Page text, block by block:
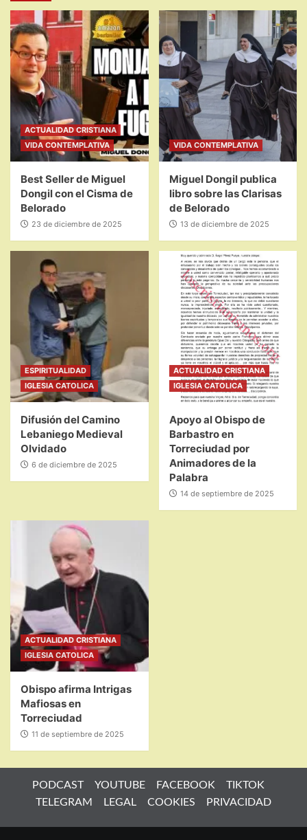
ACTUALIDAD CRISTIANA
VIDA CONTEMPLATIVA
Best Seller de Miguel
Dongil con el Cisma de
Belorado
23 de diciembre de 2025
VIDA CONTEMPLATIVA
Miguel Dongil publica
libro sobre las Clarisas
de Belorado
13 de diciembre de 2025
ESPIRITUALIDAD
IGLESIA CATOLICA
Difusión del Camino
Lebaniego Medieval
Olvidado
6 de diciembre de 2025
ACTUALIDAD CRISTIANA
IGLESIA CATOLICA
Apoyo al Obispo de
Barbastro en
Torreciudad por
Animadores de la
Palabra
14 de septiembre de 2025
ACTUALIDAD CRISTIANA
IGLESIA CATOLICA
Obispo afirma Intrigas
Mafiosas en
Torreciudad
11 de septiembre de 2025
PODCAST YOUTUBE FACEBOOK
TIKTOK
TELEGRAM
LEGAL COOKIES PRIVACIDAD